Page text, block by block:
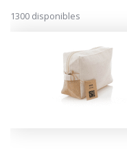
1300 disponibles